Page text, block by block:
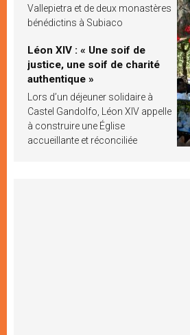
Vallepietra et de deux monastères
bénédictins à Subiaco
Léon XIV : « Une soif de
justice, une soif de charité
authentique »
Lors d’un déjeuner solidaire à
Castel Gandolfo, Léon XIV appelle
à construire une Église
accueillante et réconciliée